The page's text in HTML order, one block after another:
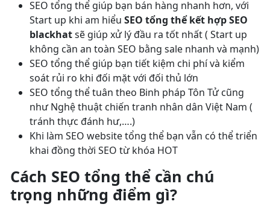
SEO tổng thể giúp bạn bán hàng nhanh hơn, với
Start up khi am hiểu SEO tổng thể kết hợp SEO
blackhatsẽ giúp xử lý đầu ra tốt nhất ( Start up
không cần an toàn SEO bằng sale nhanh và mạnh)
SEO tổng thể giúp bạn tiết kiệm chi phí và kiểm
soát rủi ro khi đối mặt với đối thủ lớn
SEO tổng thể tuân theo Binh pháp Tôn Tử cũng
như Nghệ thuật chiến tranh nhân dân Việt Nam (
tránh thực đánh hư,….)
Khi làm SEO website tổng thể bạn vẫn có thể triển
khai đồng thời SEO từ khóa HOT
Cách SEO tổng thể cần chú
trọng những điểm gì?